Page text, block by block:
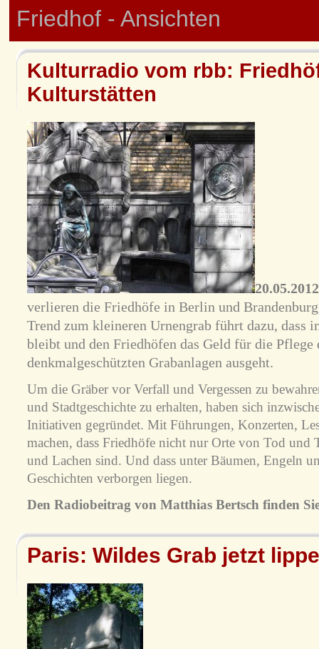
Friedhof - Ansichten
Kulturradio vom rbb:
Kulturstätten
20.05.2012
verlieren die Friedhöfe in Berlin und
Trend zum kleineren Urnengrab führt dazu, dass
bleibt und den Friedhöfen das Geld für die Pflege
denkmalgeschützten Grabanlagen ausgeht.
Um die Gräber vor Verfall und Vergessen zu
und Stadtgeschichte zu erhalten, haben sich
Initiativen gegründet. Mit Führungen, Konzerten,
machen, dass Friedhöfe nicht nur Orte von Tod und
und Lachen sind. Und dass unter Bäumen, Engeln
Geschichten verborgen liegen.
Den Radiobeitrag von Matthias Bertsch finden
Paris: Wildes Grab jetzt